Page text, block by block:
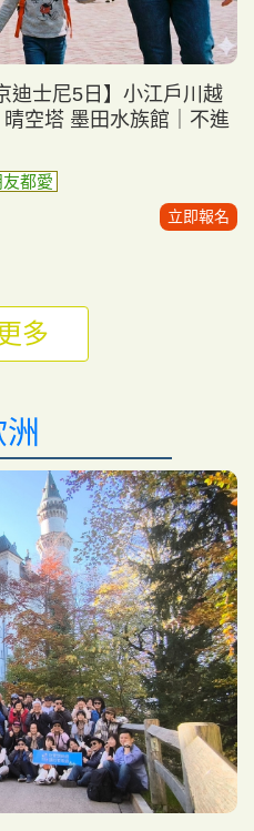
迪士尼5日】小江戶川越
空塔 墨田水族館｜不進
都愛
立即報名
多